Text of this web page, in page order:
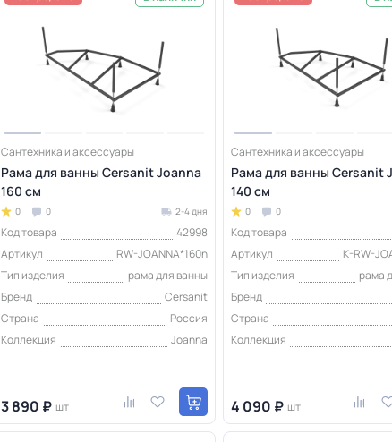
Сантехника и аксессуары
Рама для ванны Cersanit Joanna
160 см
0 0 2-4 дня
Код товара
42998
Артикул
RW-JOANNA*160n
Тип изделия
рама для ванны
Бренд
Cersanit
Страна
Россия
Коллекция
Joanna
3 890 ₽ шт
Сантехника и аксессуары
Рама для ванны Cersanit
140 см
0 0
Код товара
Артикул
K-RW-
Тип изделия
рама
Бренд
Страна
Коллекция
4 090 ₽ шт